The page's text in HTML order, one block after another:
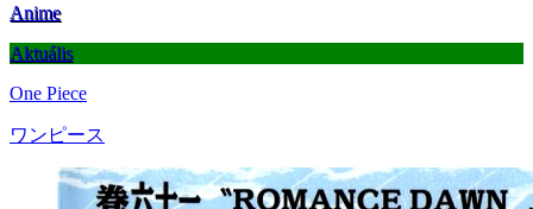
Anime
Aktuális
One Piece
ワンピース